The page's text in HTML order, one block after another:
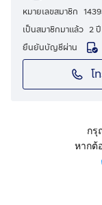
• ค่าส่วนกลางเพี
• บ้านหันทิศใต้ ล
• บ้านเดี่ยวหลังนี้
• ถูกต้องตามหลั
📑 รายละเอียดทรั
• ห้องค้าขาย 5 ห้
• บ้านหลังเล็กแย
• จอดรถได้ 3 คัน
หมายเลขสมาชิก
เป็นสมาชิกมาแล้ว 2
ยืนยันบัญชีผ่าน
โ
กรุ
หากต้